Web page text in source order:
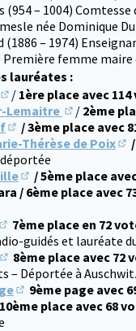
(954 – 1004)
née Dominique
(1886 – 1974)
Première femme
lauréates :
(S'ouvre dans un nouvel
/ 1ère place avec
Lemaitre
(S'ouvre
/ 2ème
(S'ouvre dans un
/ 3ème place avec
Thérèse de Poix
(S'ouvre dans un
/ 5ème place
/ 6ème place avec
dans un nouvel
7ème place en 72
guidés et lauréate
dans un nouvel
8ème place avec 72
– Déportée à
(S'ouvre dans un
9ème page avec
dans un nouvel
place avec 68